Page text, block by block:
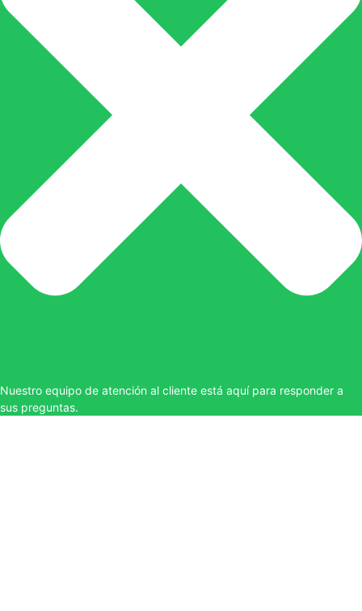
Nuestro equipo de atención al cliente está aquí para responder a
sus preguntas.